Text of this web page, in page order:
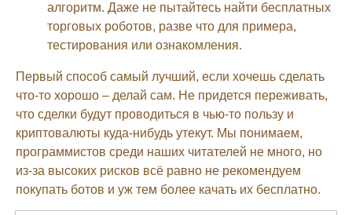
алгоритм. Даже не пытайтесь найти бесплатных
торговых роботов, разве что для примера,
тестирования или ознакомления.
Первый способ самый лучший, если хочешь сделать
что-то хорошо – делай сам. Не придется переживать,
что сделки будут проводиться в чью-то пользу и
криптовалюты куда-нибудь утекут. Мы понимаем,
программистов среди наших читателей не много, но
из-за высоких рисков всё равно не рекомендуем
покупать ботов и уж тем более качать их бесплатно.